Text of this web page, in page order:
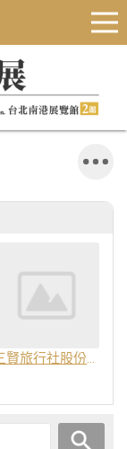
三賢旅行社股份有限公司